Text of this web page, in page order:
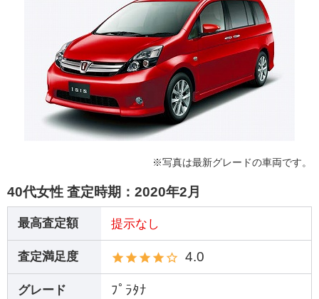
※写真は最新グレードの車両です。
40代女性 査定時期： 2020年2月
最高査定額 提示なし
査定満足度 4.0
グレード ﾌﾟﾗﾀﾅ